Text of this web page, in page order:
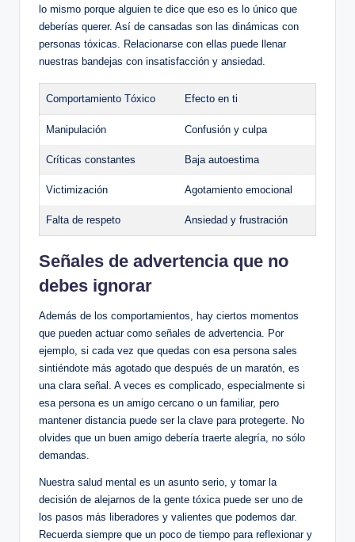
lo ‌mismo porque alguien te dice que eso es lo único ⁣que
deberías querer. Así​ de ‍cansadas son las dinámicas con
personas tóxicas. Relacionarse con ellas puede llenar‍
nuestras bandejas‍ con insatisfacción y ansiedad.
Comportamiento Tóxico Efecto‍ en ti
Manipulación Confusión y culpa
Críticas constantes Baja autoestima
Victimización Agotamiento ‌emocional
Falta ⁣de respeto Ansiedad y frustración
Señales de ‌advertencia ⁤que no⁢
debes ignorar
Además de los comportamientos, hay ciertos momentos
que pueden actuar como⁣ señales de advertencia. Por
⁤ejemplo, si cada vez que quedas con⁣ esa persona ⁢sales
sintiéndote​ más agotado que después de un maratón, es
una clara señal. A veces es complicado, especialmente si
esa persona es un amigo cercano o un familiar, pero⁣
mantener distancia puede ser la clave para ⁤protegerte. No
olvides que un buen amigo debería traerte ​alegría, ⁣no sólo
demandas.
Nuestra salud mental es ​un⁤ asunto serio, y tomar ‍la
decisión de ⁣alejarnos de la gente tóxica puede ser uno de
los pasos más ‌liberadores ⁣y valientes que podemos dar.
‌Recuerda siempre que​ un poco de tiempo⁢ para‍ reflexionar y​